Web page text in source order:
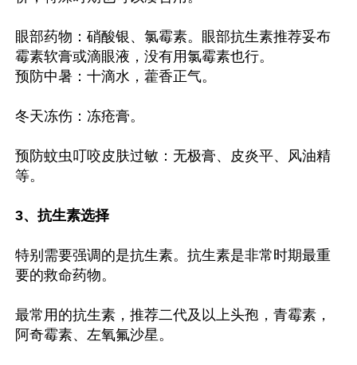
眼部药物：硝酸银、氯霉素。眼部抗生素推荐妥布
霉素软膏或滴眼液，没有用氯霉素也行。
预防中暑：十滴水，藿香正气。
冬天冻伤：冻疮膏。
预防蚊虫叮咬皮肤过敏：无极膏、皮炎平、风油精
等。
3、抗生素选择
特别需要强调的是抗生素。抗生素是非常时期最重
要的救命药物。
最常用的抗生素，推荐二代及以上头孢，青霉素，
阿奇霉素、左氧氟沙星。